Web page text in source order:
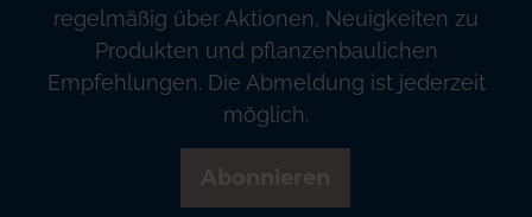
regelmäßig über Aktionen, Neuigkeiten zu
Produkten und pflanzenbaulichen
Empfehlungen. Die Abmeldung ist jederzeit
möglich.